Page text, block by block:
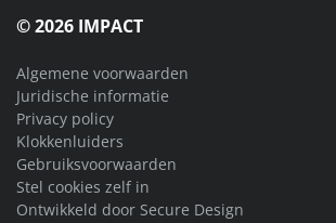
© 2026 IMPACT
Algemene voorwaarden
Juridische informatie
Privacy policy
Klokkenluiders
Gebruiksvoorwaarden
Stel cookies zelf in
Ontwikkeld door Secure Design